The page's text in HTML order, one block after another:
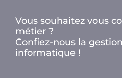
Vous souhaitez vous
métier ?
Confiez-nous la
informatique !